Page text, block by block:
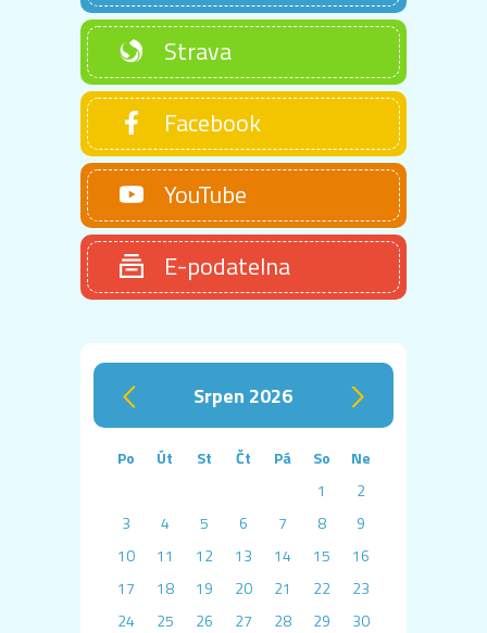
Strava
Facebook
YouTube
E-podatelna
‹ srpen 2026 ›
Po Út St Čt Pá So
Ne
1
2
3
4 5 6 7 8
9
10
11 12 13 14 15
16
17
18 19 20 21 22
23
24
25 26 27 28 29
30